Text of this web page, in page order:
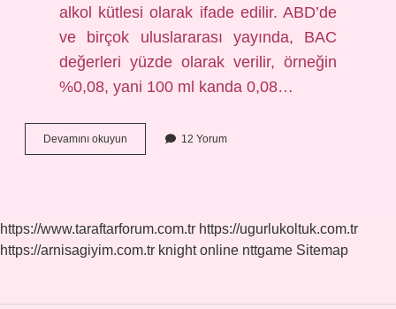
alkol kütlesi olarak ifade edilir. ABD’de
ve birçok uluslararası yayında, BAC
değerleri yüzde olarak verilir, örneğin
%0,08, yani 100 ml kanda 0,08…
Devamını okuyun
Ne
12 Yorum
https://www.taraftarforum.com.tr https://ugurlukoltuk.com.tr
https://arnisagiyim.com.tr knight online nttgame Sitemap